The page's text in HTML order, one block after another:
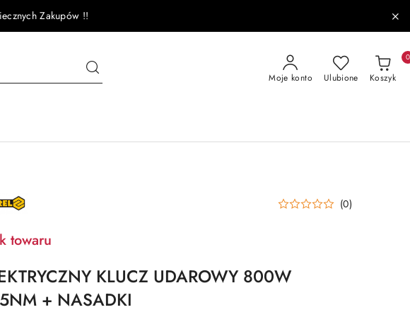
Zakupów !!
Moje konto Ulubione Koszyk
0
(0)
towaru
KLUCZ UDAROWY 800W
+ NASADKI